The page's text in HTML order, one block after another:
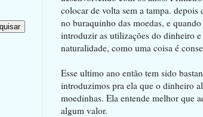
colocar de volta sem a tampa. depois
no buraquinho das moedas, e
introduzir as utilizações do dinheiro
naturalidade, como uma coisa é
Esse ultimo ano então tem sido
introduzimos pra ela que o dinheiro
moedinhas. Ela entende melhor que
algum valor.